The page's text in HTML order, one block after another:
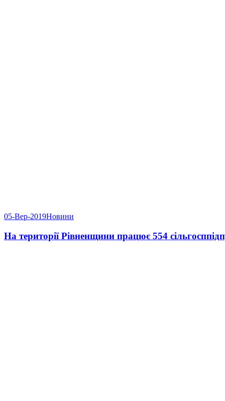
05-Вер-2019Новини
На території Рівненщини працює 554